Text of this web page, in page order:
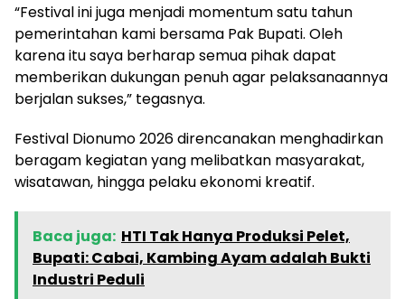
“Festival ini juga menjadi momentum satu tahun
pemerintahan kami bersama Pak Bupati. Oleh
karena itu saya berharap semua pihak dapat
memberikan dukungan penuh agar pelaksanaannya
berjalan sukses,” tegasnya.
Festival Dionumo 2026 direncanakan menghadirkan
beragam kegiatan yang melibatkan masyarakat,
wisatawan, hingga pelaku ekonomi kreatif.
Baca juga: HTI Tak Hanya Produksi Pelet,
Bupati: Cabai, Kambing Ayam adalah Bukti
Industri Peduli